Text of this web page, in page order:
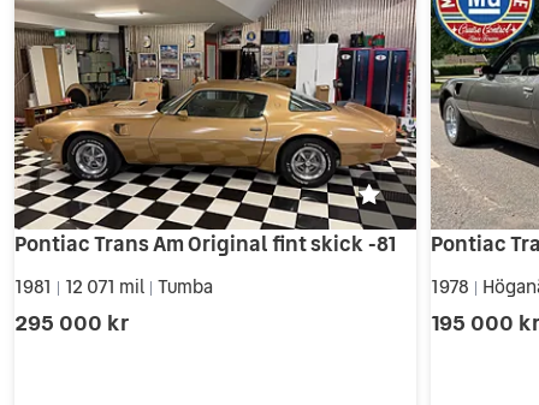
Pontiac Trans Am Original fint skick -81
1981 12 071 mil Tumba
295 000 kr
1978
195 000